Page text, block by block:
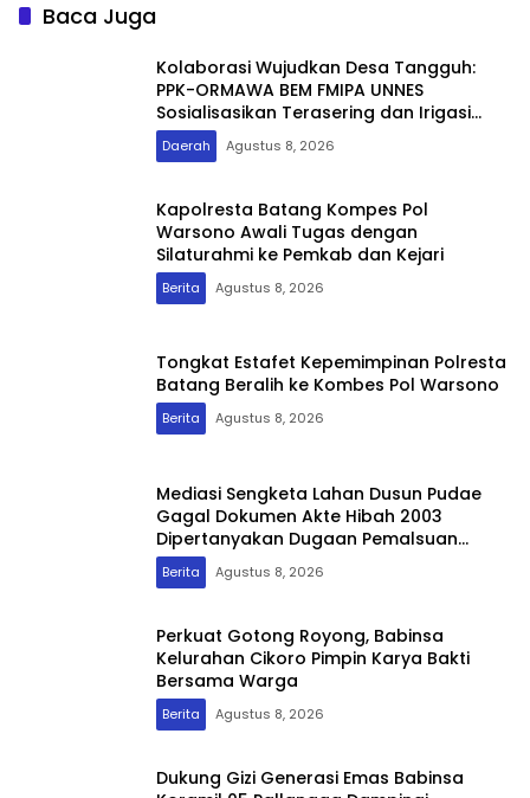
Baca Juga
Kolaborasi Wujudkan Desa Tangguh:
PPK-ORMAWA BEM FMIPA UNNES
Sosialisasikan Terasering dan Irigasi
untuk Mitigasi Longsor
Daerah Agustus 8, 2026
Kapolresta Batang Kompes Pol
Warsono Awali Tugas dengan
Silaturahmi ke Pemkab dan Kejari
Berita Agustus 8, 2026
Tongkat Estafet Kepemimpinan Polresta
Batang Beralih ke Kombes Pol Warsono
Berita Agustus 8, 2026
Mediasi Sengketa Lahan Dusun Pudae
Gagal Dokumen Akte Hibah 2003
Dipertanyakan Dugaan Pemalsuan
Mencuat
Berita Agustus 8, 2026
Perkuat Gotong Royong, Babinsa
Kelurahan Cikoro Pimpin Karya Bakti
Bersama Warga
Berita Agustus 8, 2026
Dukung Gizi Generasi Emas Babinsa